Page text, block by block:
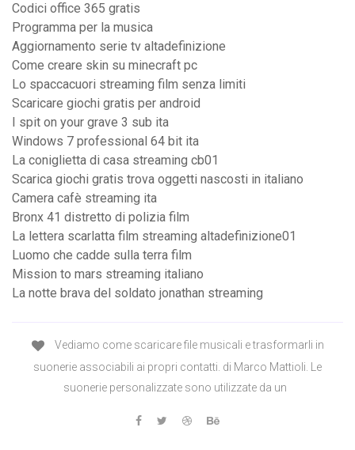
Codici office 365 gratis
Programma per la musica
Aggiornamento serie tv altadefinizione
Come creare skin su minecraft pc
Lo spaccacuori streaming film senza limiti
Scaricare giochi gratis per android
I spit on your grave 3 sub ita
Windows 7 professional 64 bit ita
La coniglietta di casa streaming cb01
Scarica giochi gratis trova oggetti nascosti in italiano
Camera cafè streaming ita
Bronx 41 distretto di polizia film
La lettera scarlatta film streaming altadefinizione01
Luomo che cadde sulla terra film
Mission to mars streaming italiano
La notte brava del soldato jonathan streaming
Vediamo come scaricare file musicali e trasformarli in
suonerie associabili ai propri contatti. di Marco Mattioli. Le
suonerie personalizzate sono utilizzate da un